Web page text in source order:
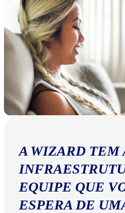
A WIZARD TEM
EQUIPE QUE
ESPERA DE